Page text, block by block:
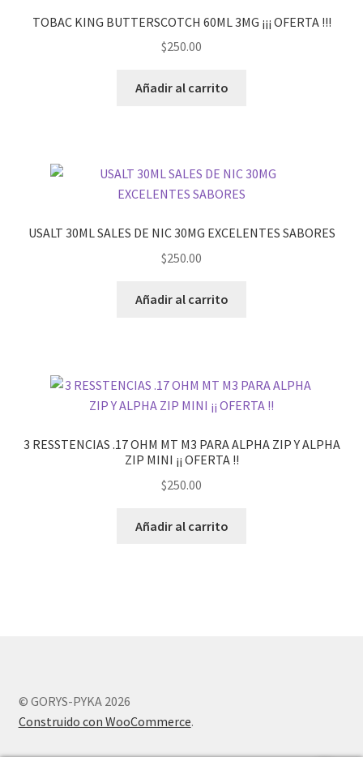
TOBAC KING BUTTERSCOTCH 60ML 3MG ¡¡¡ OFERTA !!!
$250.00
Añadir al carrito
USALT 30ML SALES DE NIC 30MG EXCELENTES SABORES
$250.00
Añadir al carrito
3 RESSTENCIAS .17 OHM MT M3 PARA ALPHA ZIP Y ALPHA
ZIP MINI ¡¡ OFERTA !!
$250.00
Añadir al carrito
© GORYS-PYKA 2026
Construido con WooCommerce.